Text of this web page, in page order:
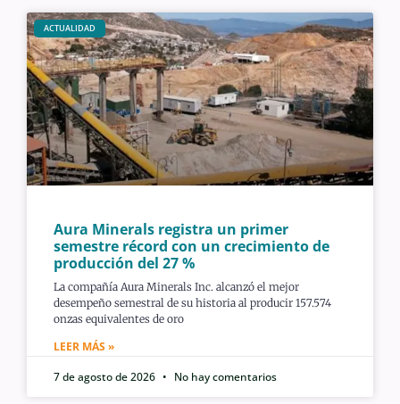
ACTUALIDAD
Aura Minerals registra un primer
semestre récord con un crecimiento de
producción del 27 %
La compañía Aura Minerals Inc. alcanzó el mejor
desempeño semestral de su historia al producir 157.574
onzas equivalentes de oro
LEER MÁS »
7 de agosto de 2026
No hay comentarios